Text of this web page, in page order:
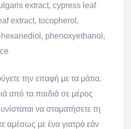
extract, cypress leaf
extract, tocopherol,
phenoxyethanol,
την επαφή με τα μάτια.
από τα παιδιά σε μέρος
να σταματήσετε τη
αμέσως με ένα γιατρό εάν